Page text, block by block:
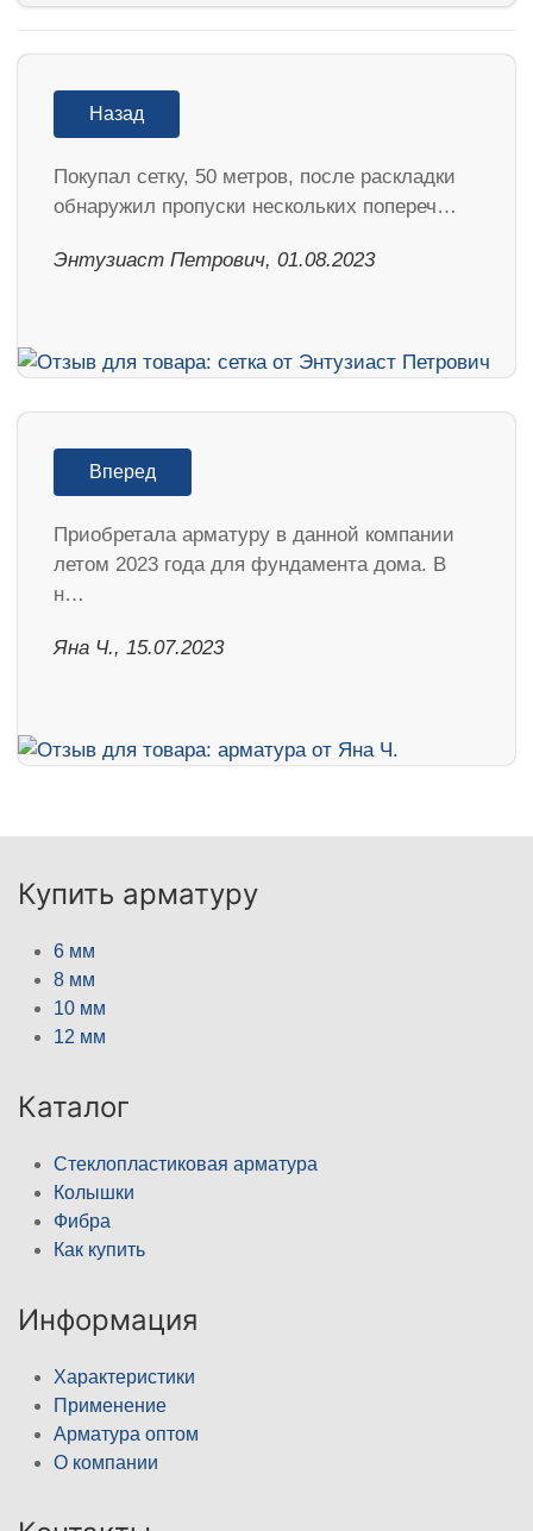
Назад
Покупал сетку, 50 метров, после раскладки
обнаружил пропуски нескольких попереч…
Энтузиаст Петрович, 01.08.2023
Вперед
Приобретала арматуру в данной компании
летом 2023 года для фундамента дома. В
н…
Яна Ч., 15.07.2023
Купить арматуру
6 мм
8 мм
10 мм
12 мм
Каталог
Стеклопластиковая арматура
Колышки
Фибра
Как купить
Информация
Характеристики
Применение
Арматура оптом
О компании